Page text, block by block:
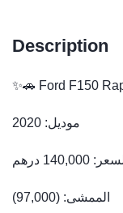
Description
✨🚗 Ford F150
موديل: 2020
140,000 درهم
الممشى: (97,000)